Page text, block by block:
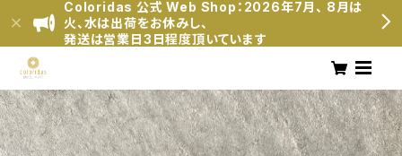
Coloridas 公式 Web Shop：2026年7月、 8月は
火、水は出荷をお休みし、
発送は営業日3日程度頂いています